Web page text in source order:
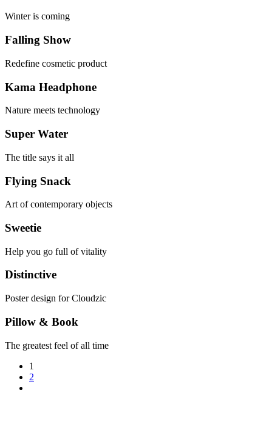
Winter is coming
Falling Show
Redefine cosmetic product
Kama Headphone
Nature meets technology
Super Water
The title says it all
Flying Snack
Art of contemporary objects
Sweetie
Help you go full of vitality
Distinctive
Poster design for Cloudzic
Pillow & Book
The greatest feel of all time
1
2